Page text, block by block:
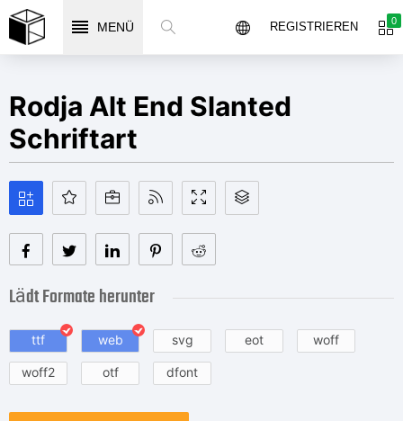
MENÜ 0
REGISTRIEREN
Rodja Alt End Slanted
Schriftart
Lädt Formate herunter
ttf web svg eot woff
woff2 otf dfont